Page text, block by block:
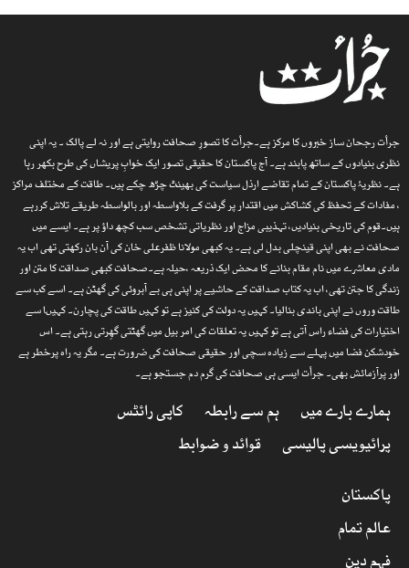
جرأت رجحان ساز خبروں کا مرکز ہے۔جرأت کا تصورِ صحافت روایتی ہے اور نہ لے پالک ۔ یہ اپنی
نظری بنیادوں کے ساتھ پابند ہے۔ آج پاکستان کا حقیقی تصور ایک خوابِ پریشاں کی طرح بکھر رہا
ہے۔ نظریۂ پاکستان کے تمام تقاضے ارذل سیاست کی بھینٹ چڑھ چکے ہیں۔ طاقت کے مختلف مراکز
، مفادات کے تحفظ کی کشاکش میں اقتدار پر گرفت کے بلاواسطہ اور بالواسطہ طریقے تلاش کررہے
ہیں۔قوم کی تاریخی بنیادیں، تہذیبی مزاج اور نظریاتی تشخص سب کچھ داؤ پر ہے۔ ایسے میں
صحافت نے بھی اپنی قینچلی بدل لی ہے۔ یہ کبھی مولانا ظفرعلی خان کی آن بان رکھتی تھی اب یہ
مادی معاشرے میں نام مقام بنانے کا محض ایک ذریعہ ،حیلہ ہے۔صحافت کبھی صداقت کا متن اور
زندگی کا جتن تھی، اب یہ کتاب صداقت کے حاشیے پر اپنی ہی بے آبروئی کی گھٹن ہے۔ اسے کب سے
طاقت وروں نے اپنی باندی بنالیا۔ کہیں یہ دولت کی کنیز ہے تو کہیں طاقت کی پچارن۔ کہیںا سے
اختیارات کی فضاء راس آتی ہے تو کہیں یہ تعلقات کی امر بیل میں گھٹتی گھِرتی رہتی ہے۔ اس
خودشکن فضا میں پہلے سے زیادہ سچی اور حقیقی صحافت کی ضرورت ہے۔ مگر یہ راہ پرخطر ہے
اور پرآزمائش بھی۔ جرأت ایسی ہی صحافت کی گرم دم جستجو ہے۔
ہمارے بارے میں ہم سے رابطہ
کاپی رائٹس
پرائیویسی پالیسی
قوائد و ضوابط
پاکستان
عالم تمام